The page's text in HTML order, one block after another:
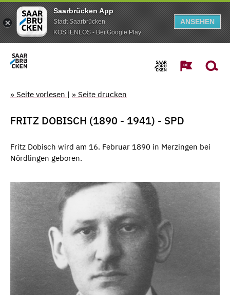
Saarbrücken App
Stadt Saarbrücken
KOSTENLOS - Bei Google Play
ANSEHEN
» Seite vorlesen | » Seite drucken
FRITZ DOBISCH (1890 - 1941) - SPD
Fritz Dobisch wird am 16. Februar 1890 in Merzingen bei
Nördlingen geboren.